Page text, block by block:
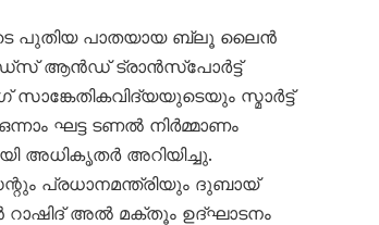
പുതിയ പാതയായ ബ്ലൂ ലൈൻ
ആൻഡ് ട്രാൻസ്‌പോർട്ട്
സ്മാർട്ട്
ഘട്ട ടണൽ നിർമ്മാണം
അധികൃതർ അറിയിച്ചു.
പ്രധാനമന്ത്രിയും ദുബായ്
റാഷിദ് അൽ മക്തൂം ഉദ്ഘാടനം